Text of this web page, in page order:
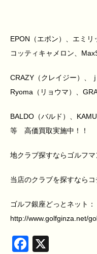
EPON（エポン）、エミ
コッティキャメロン、
CRAZY（クレイジー）、
Ryoma（リョウマ）、
BALDO（バルド）、
等 高価買取実施中！！
地クラブ探すならゴルフマ
当店のクラブを探すならコ
ゴルフ銀座どっとネット：
http://www.golfginza.net/
Facebook